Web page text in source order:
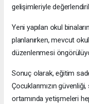
gelişimleriyle
Yeni yapılan okul
planlanırken, mevcut
düzenlenmesi
Sonuç olarak, eğitim
Çocuklarımızın
ortamında yetişmeleri